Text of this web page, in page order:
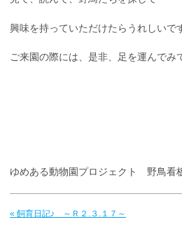
興味を持っていただけたらうれしいで
ご来園の際には、是非、足を運んでみ
ゆめある動物園プロジェクト 野鳥看
« 飼育日記♪ ～Ｒ２.３.１７～